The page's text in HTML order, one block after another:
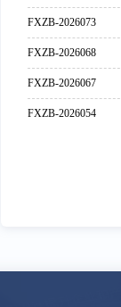
FXZB-2026073
FXZB-2026068
FXZB-2026067
FXZB-2026054